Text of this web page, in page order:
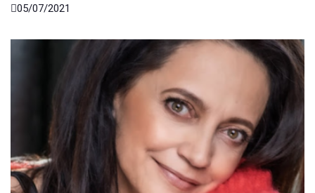
05/07/2021